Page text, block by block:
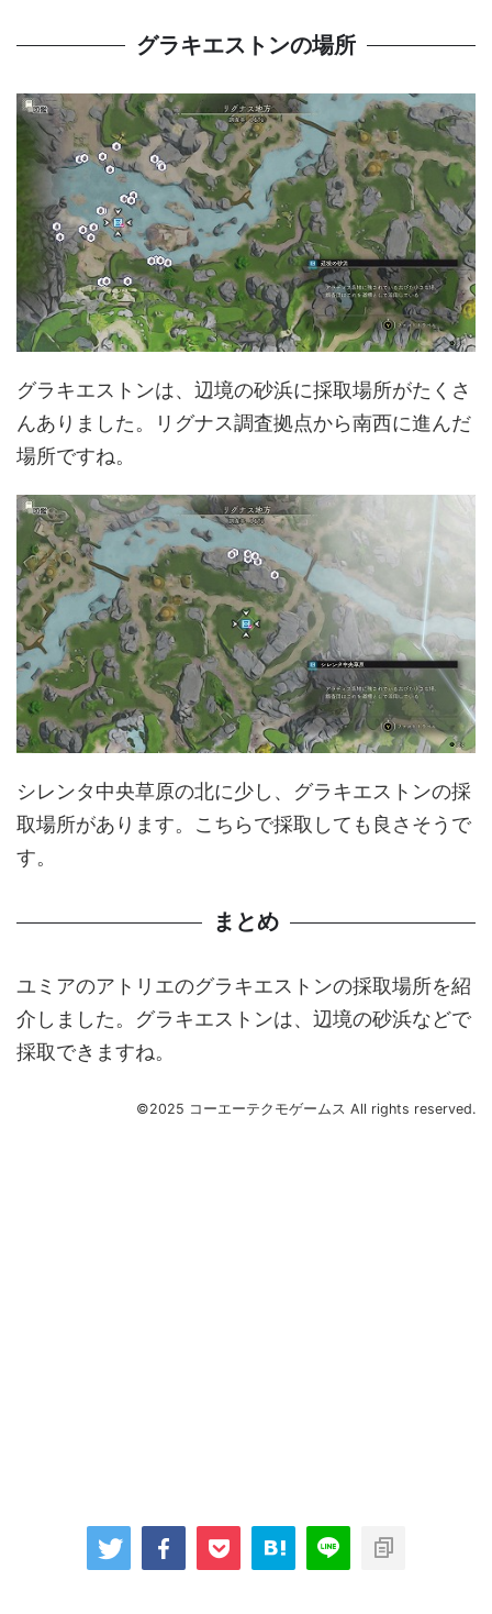
グラキエストンの場所
グラキエストンは、辺境の砂浜に採取場所がたくさ
んありました。リグナス調査拠点から南西に進んだ
場所ですね。
シレンタ中央草原の北に少し、グラキエストンの採
取場所があります。こちらで採取しても良さそうで
す。
まとめ
ユミアのアトリエのグラキエストンの採取場所を紹
介しました。グラキエストンは、辺境の砂浜などで
採取できますね。
©2025 コーエーテクモゲームス All rights reserved.